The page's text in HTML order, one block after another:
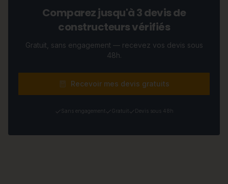
Comparez jusqu'à 3 devis de
constructeurs vérifiés
Gratuit, sans engagement — recevez vos devis sous
48h.
Recevoir mes devis gratuits
Sans engagement Gratuit Devis sous 48h